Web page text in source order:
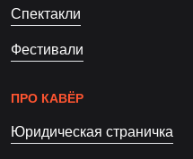
Спектакли
Фестивали
ПРО КАВЁР
Юридическая страничка